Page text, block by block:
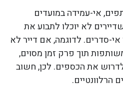
אי-עמידה במועדים
לא יוכלו לתבוע את
אי-סדרים. לדוגמה, אם דייר לא
תוך פרק זמן מסוים,
את הכספים. לכן, חשוב
הרלוונטיים.